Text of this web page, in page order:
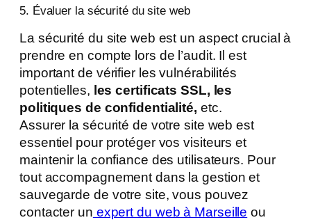
5. Évaluer la sécurité du site web
La sécurité du site web est un aspect crucial à
prendre en compte lors de l’audit. Il est
important de vérifier les vulnérabilités
potentielles, les certificats SSL, les
politiques de confidentialité, etc.
Assurer la sécurité de votre site web est
essentiel pour protéger vos visiteurs et
maintenir la confiance des utilisateurs. Pour
tout accompagnement dans la gestion et
sauvegarde de votre site, vous pouvez
contacter un expert du web à Marseille ou